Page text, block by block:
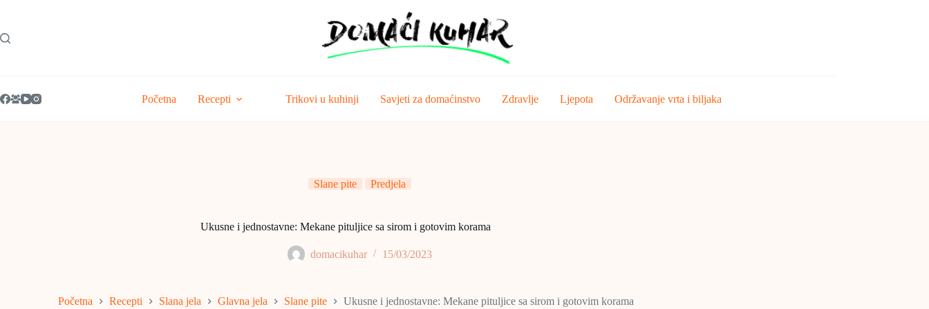
Početna Recepti Trikovi u kuhinji Savjeti za domaćinstvo Zdravlje Ljepota Održavanje vrta i biljaka
Slane pite Predjela
Ukusne i jednostavne: Mekane pituljice sa sirom i gotovim korama
domacikuhar 15/03/2023
Početna Recepti Slana jela Glavna jela Slane pite Ukusne i jednostavne: Mekane pituljice sa sirom i gotovim korama